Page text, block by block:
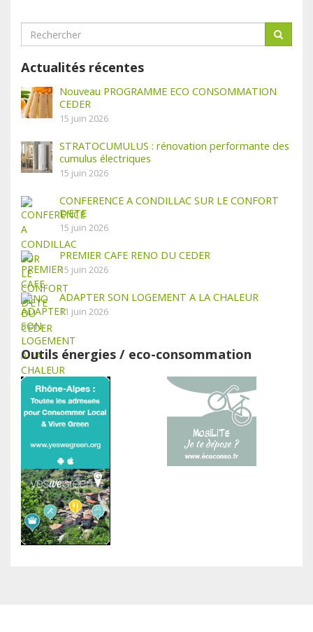
Actualités récentes
Nouveau PROGRAMME ECO CONSOMMATION
CEDER
15 juin 2026
STRATOCUMULUS : rénovation performante des
cumulus électriques
15 juin 2026
CONFERENCE A CONDILLAC SUR LE CONFORT
D’ETE
15 juin 2026
PREMIER CAFE RENO DU CEDER
15 juin 2026
ADAPTER SON LOGEMENT A LA CHALEUR
11 juin 2026
Outils énergies / eco-consommation